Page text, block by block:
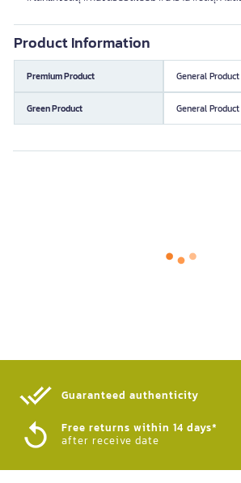
Product Information
Premium Product General Product
Green Product General Product
Guaranteed authenticity​
Free returns within 14 days*
after receive date